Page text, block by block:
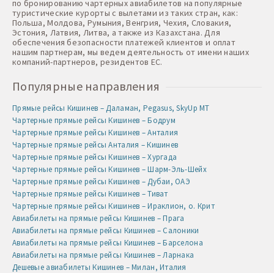
по бронированию чартерных авиабилетов на популярные
туристические курорты с вылетами из таких стран, как:
Польша, Молдова, Румыния, Венгрия, Чехия, Словакия,
Эстония, Латвия, Литва, а также из Казахстана. Для
обеспечения безопасности платежей клиентов и оплат
нашим партнерам, мы ведем деятельность от имени наших
компаний-партнеров, резидентов ЕС.
Популярные направления
Прямые рейсы Кишинев – Даламан, Pegasus, SkyUp MT
Чартерные прямые рейсы Кишинев – Бодрум
Чартерные прямые рейсы Кишинев – Анталия
Чартерные прямые рейсы Анталия – Кишинев
Чартерные прямые рейсы Кишинев – Хургада
Чартерные прямые рейсы Кишинев – Шарм-Эль-Шейх
Чартерные прямые рейсы Кишинев – Дубаи, ОАЭ
Чартерные прямые рейсы Кишинев – Тиват
Чартерные прямые рейсы Кишинев – Ираклион, о. Крит
Авиабилеты на прямые рейсы Кишинев – Прага
Авиабилеты на прямые рейсы Кишинев – Салоники
Авиабилеты на прямые рейсы Кишинев – Барселона
Авиабилеты на прямые рейсы Кишинев – Ларнака
Дешевые авиабилеты Кишинев – Милан, Италия